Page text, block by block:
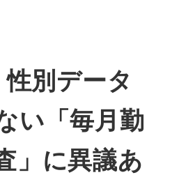
別データ
い「毎月勤
」に異議あ